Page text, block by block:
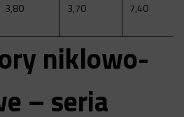
3,80 3,70 7,40
niklowo-
– seria